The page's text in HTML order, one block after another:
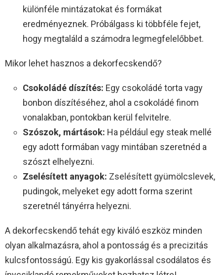
különféle mintázatokat és formákat
eredményeznek. Próbálgass ki többféle fejet,
hogy megtaláld a számodra legmegfelelőbbet.
Mikor lehet hasznos a dekorfecskendő?
Csokoládé díszítés: Egy csokoládé torta vagy
bonbon díszítéséhez, ahol a csokoládé finom
vonalakban, pontokban kerül felvitelre.
Szószok, mártások: Ha például egy steak mellé
egy adott formában vagy mintában szeretnéd a
szószt elhelyezni.
Zselésített anyagok: Zselésített gyümölcslevek,
pudingok, melyeket egy adott forma szerint
szeretnél tányérra helyezni.
A dekorfecskendő tehát egy kiváló eszköz minden
olyan alkalmazásra, ahol a pontosság és a precizitás
kulcsfontosságú. Egy kis gyakorlással csodálatos és